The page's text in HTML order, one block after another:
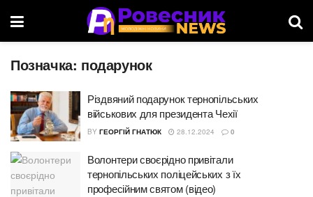
Позначка: подарунок
Різдвяний подарунок тернопільських
військових для президента Чехії
BY ГЕОРГІЙ ГНАТЮК 28.12.2024 0
Волонтери своєрідно привітали
тернопільських поліцейських з їх
професійним святом (відео)